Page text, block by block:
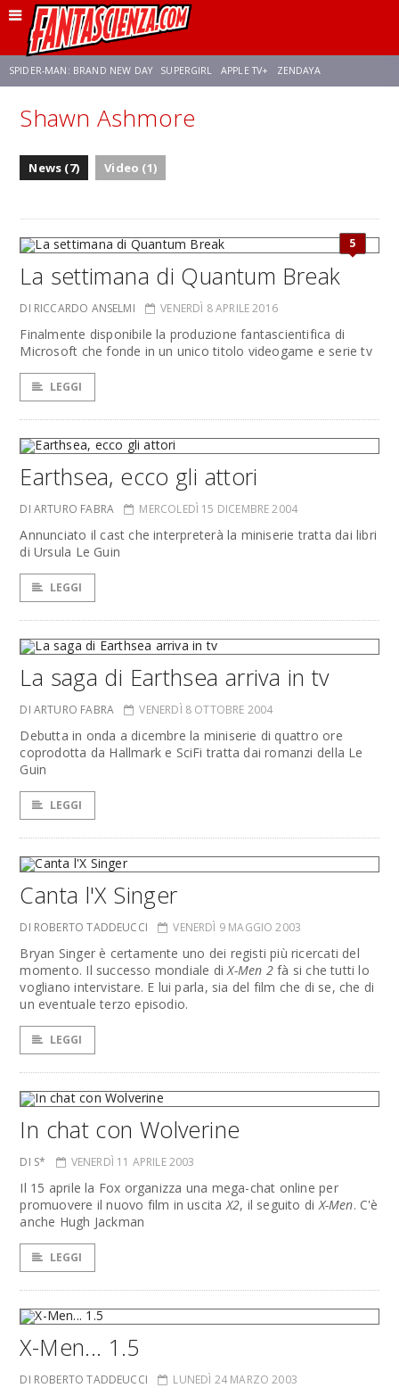
SPIDER-MAN: BRAND NEW DAY SUPERGIRL APPLE TV+ ZENDAYA
FRANCO RICCIARDIELLO AVENGERS: DOOMSDAY
Shawn Ashmore
News (7) Video (1)
5
La settimana di Quantum Break
DI RICCARDO ANSELMI VENERDÌ 8 APRILE 2016
Finalmente disponibile la produzione fantascientifica di
Microsoft che fonde in un unico titolo videogame e serie tv
LEGGI
Earthsea, ecco gli attori
DI ARTURO FABRA MERCOLEDÌ 15 DICEMBRE 2004
Annunciato il cast che interpreterà la miniserie tratta dai libri
di Ursula Le Guin
LEGGI
La saga di Earthsea arriva in tv
DI ARTURO FABRA VENERDÌ 8 OTTOBRE 2004
Debutta in onda a dicembre la miniserie di quattro ore
coprodotta da Hallmark e SciFi tratta dai romanzi della Le
Guin
LEGGI
Canta l'X Singer
DI ROBERTO TADDEUCCI VENERDÌ 9 MAGGIO 2003
Bryan Singer è certamente uno dei registi più ricercati del
momento. Il successo mondiale diX-Men 2fà si che tutti lo
vogliano intervistare. E lui parla, sia del film che di se, che di
un eventuale terzo episodio.
LEGGI
In chat con Wolverine
DI S* VENERDÌ 11 APRILE 2003
Il 15 aprile la Fox organizza una mega-chat online per
promuovere il nuovo film in uscitaX2, il seguito diX-Men. C'è
anche Hugh Jackman
LEGGI
X-Men... 1.5
DI ROBERTO TADDEUCCI LUNEDÌ 24 MARZO 2003